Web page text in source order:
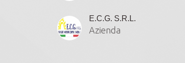
E.C.G. S.R.L.
Azienda